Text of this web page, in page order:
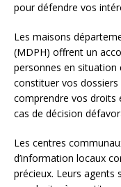
pour défendre vos
Les maisons
(MDPH) offrent un
personnes en situation
constituer vos
comprendre vos droits
cas de décision
Les centres
d’information locaux
précieux. Leurs agents